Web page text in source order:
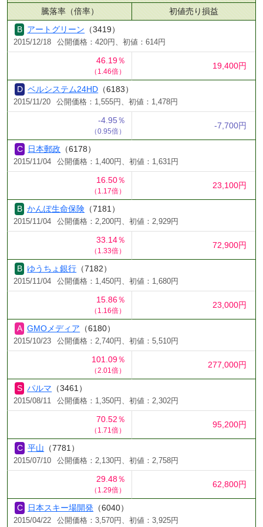
騰落率（倍率）
初値売り損益
アートグリーン （3419）
2015/12/18 公開価格：420円、初値：614円
46.19％
（1.46倍）
19,400円
ベルシステム24HD （6183）
2015/11/20 公開価格：1,555円、初値：1,478円
-4.95％
（0.95倍）
-7,700円
日本郵政 （6178）
2015/11/04 公開価格：1,400円、初値：1,631円
16.50％
（1.17倍）
23,100円
かんぽ生命保険 （7181）
2015/11/04 公開価格：2,200円、初値：2,929円
33.14％
（1.33倍）
72,900円
ゆうちょ銀行 （7182）
2015/11/04 公開価格：1,450円、初値：1,680円
15.86％
（1.16倍）
23,000円
GMOメディア （6180）
2015/10/23 公開価格：2,740円、初値：5,510円
101.09％
（2.01倍）
277,000円
パルマ （3461）
2015/08/11 公開価格：1,350円、初値：2,302円
70.52％
（1.71倍）
95,200円
平山 （7781）
2015/07/10 公開価格：2,130円、初値：2,758円
29.48％
（1.29倍）
62,800円
日本スキー場開発 （6040）
2015/04/22 公開価格：3,570円、初値：3,925円